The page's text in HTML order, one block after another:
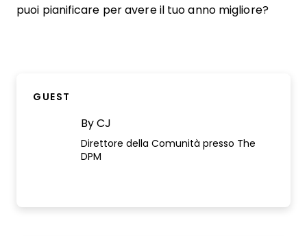
puoi pianificare per avere il tuo anno migliore?
GUEST
By CJ
Direttore della Comunità presso The
DPM